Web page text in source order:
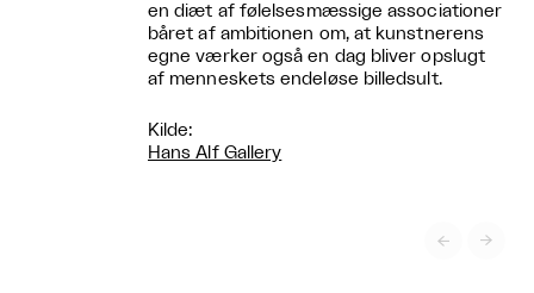
en diæt af følelsesmæssige associationer
båret af ambitionen om, at kunstnerens
egne værker også en dag bliver opslugt
af menneskets endeløse billedsult.
Kilde:
Hans Alf Gallery
 